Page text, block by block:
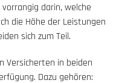
darin, welche
die Höhe der Leistungen
sich zum Teil.
Versicherten in beiden
Dazu gehören: